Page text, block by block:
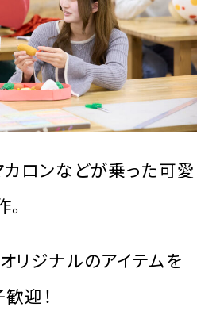
カロンなどが乗った可愛
リジナルのアイテムを
迎！